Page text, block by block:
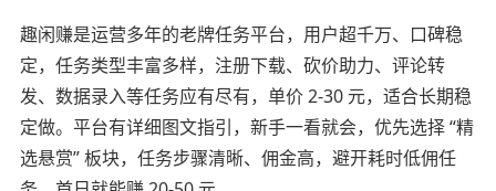
趣闲赚是运营多年的老牌任务平台，用户超千万、口碑稳
定，任务类型丰富多样，注册下载、砍价助力、评论转
发、数据录入等任务应有尽有，单价 2-30 元，适合长期稳
定做。平台有详细图文指引，新手一看就会，优先选择 “精
选悬赏” 板块，任务步骤清晰、佣金高，避开耗时低佣任